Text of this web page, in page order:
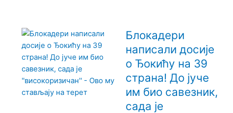
Блокадери
написали досије
о Ђокићу на 39
страна! До јуче
им био савезник,
сада је